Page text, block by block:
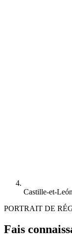
Castille-et-León
PORTRAIT DE
Fais